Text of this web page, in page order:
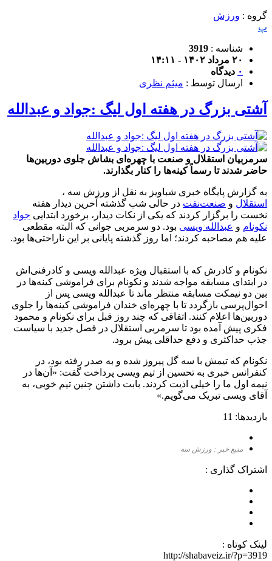
گروه : ورزش
پ
شناسه : 3919
۲۰ مرداد ۱۴۰۲ - ۱۴:۱۱
۰ دیدگاه
ارسال توسط : میثم نظری
آشتی بزرگ در هفته اول لیگ :جواد و عبدالله
سرمربیان استقلال و صنعت با چهره‌ای بشاش جلوی دوربین‌ها
حاضر شدند تا رسماً کینه‌ها را کنار بگذارند.
به گزارش پایگاه خبری شباویز به نقل از ورزش سه ،
استقلال و صنعت‌نفت در حالی شب گذشته آخرین دیدار هفته‌
نخست‌ را برگزار‌ کردند که یکی از نکات دیدار، برخورد ابتدایی جواد
نکونام و عبدالله ویسی بود. دو سرمربی جوانی که البته مقطعی
علیه هم مصاحبه کردند؛ اما روز گذشته پایانی بر این ناراحتی‌ها بود.
نکونام و کادرش که با استقبال ویژه عبدالله ویسی و کادرفنی‌اش
در ابتدای مسابقه مواجه شدند و‌ نکونام برای فراموشی کینه‌ها در
بین دو‌ نیمکت مسابقه منتظر ماند تا عبدالله ویسی پس از
احوال‌پرسی بازگردد تا با چهره‌ای خندان فراموشی کینه‌ها را جلوی
دوربین‌ها اعلام کنند. اتفاقی که چند روز قبل برای نکونام و محمود
فکری پیش آمده بود تا سرمربی استقلال در فصل جدید با سیاست
جذب حداکثری و دفع حداقلی پیش برود.
نکونام که تیمش با سه گل پیروز شده و به صدر رفته بود، در
کنفرانس خبری به تحسین از تیم ویسی پرداخت ‌‌گفت: «آن‌ها در
نیمه اول ما را خیلی اذیت کردند. بابت داشتن چنین تیم خوبی، به
آقای ویسی تبریک می‌گویم.»
بازدیدها: 11
منبع خبر : ورزش سه
اشتراک گذاری :
لینک کوتاه :
http://shabaveiz.ir/?p=3919